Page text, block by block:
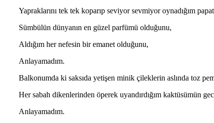
Yapraklarını tek tek koparıp seviyor sevmiyor oynadığım
Sümbülün dünyanın en güzel parfümü olduğunu,
Aldığım her nefesin bir emanet olduğunu,
Anlayamadım.
Balkonumda ki saksıda yetişen minik çileklerin aslında toz
Her sabah dikenlerinden öperek uyandırdığım kaktüsümün
Anlayamadım.